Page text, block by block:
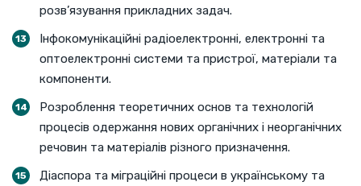
розв’язування прикладних задач.
Інфокомунікаційні радіоелектронні, електронні та
оптоелектронні системи та пристрої, матеріали та
компоненти.
Розроблення теоретичних основ та технологій
процесів одержання нових органічних і неорганічних
речовин та матеріалів різного призначення.
Діаспора та міграційні процеси в українському та